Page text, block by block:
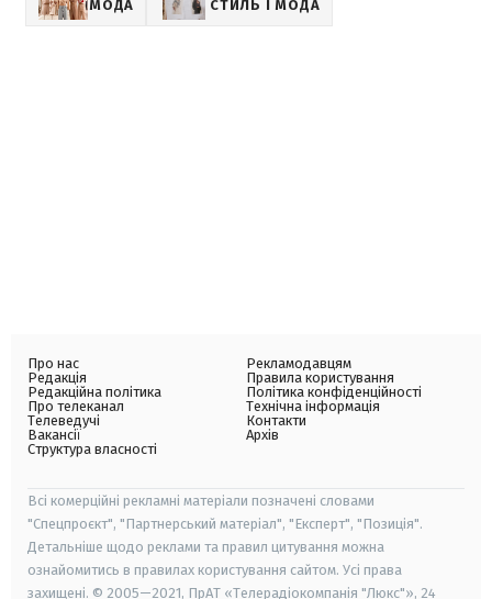
МОДА СТИЛЬ І МОДА
Про нас
Редакція
Редакційна політика
Про телеканал
Телеведучі
Вакансії
Структура власності
Рекламодавцям
Правила користування
Політика конфіденційності
Технічна інформація
Контакти
Архів
Всі комерційні рекламні матеріали позначені словами
"Спецпроєкт", "Партнерський матеріал", "Експерт", "Позиція".
Детальніше щодо реклами та правил цитування можна
ознайомитись в правилах користування сайтом. Усі права
захищені. © 2005—2021, ПрАТ «Телерадіокомпанія "Люкс"», 24